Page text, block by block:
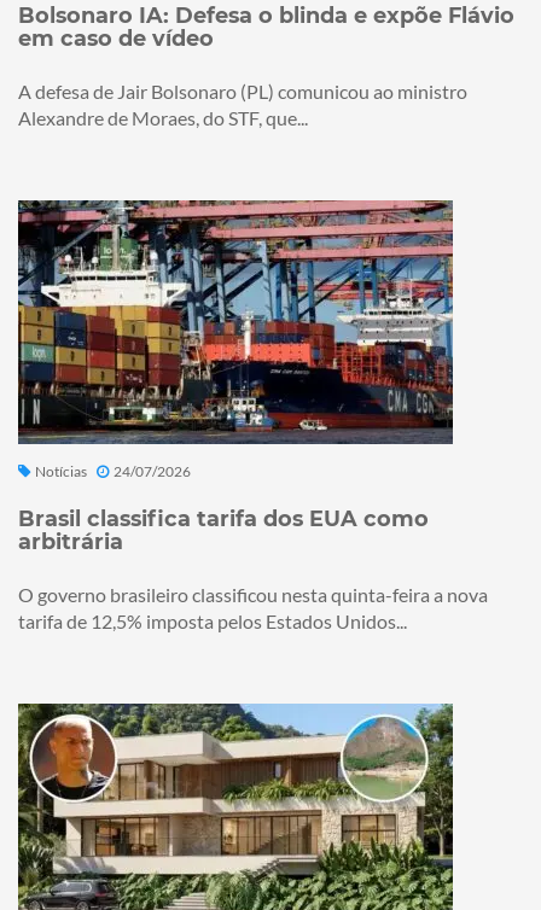
Bolsonaro IA: Defesa o blinda e expõe Flávio
em caso de vídeo
A defesa de Jair Bolsonaro (PL) comunicou ao ministro
Alexandre de Moraes, do STF, que...
Notícias 24/07/2026
Brasil classifica tarifa dos EUA como
arbitrária
O governo brasileiro classificou nesta quinta-feira a nova
tarifa de 12,5% imposta pelos Estados Unidos...